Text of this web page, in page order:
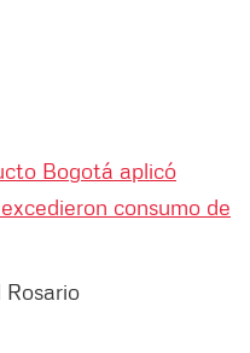
Bogotá aplicó
consumo de